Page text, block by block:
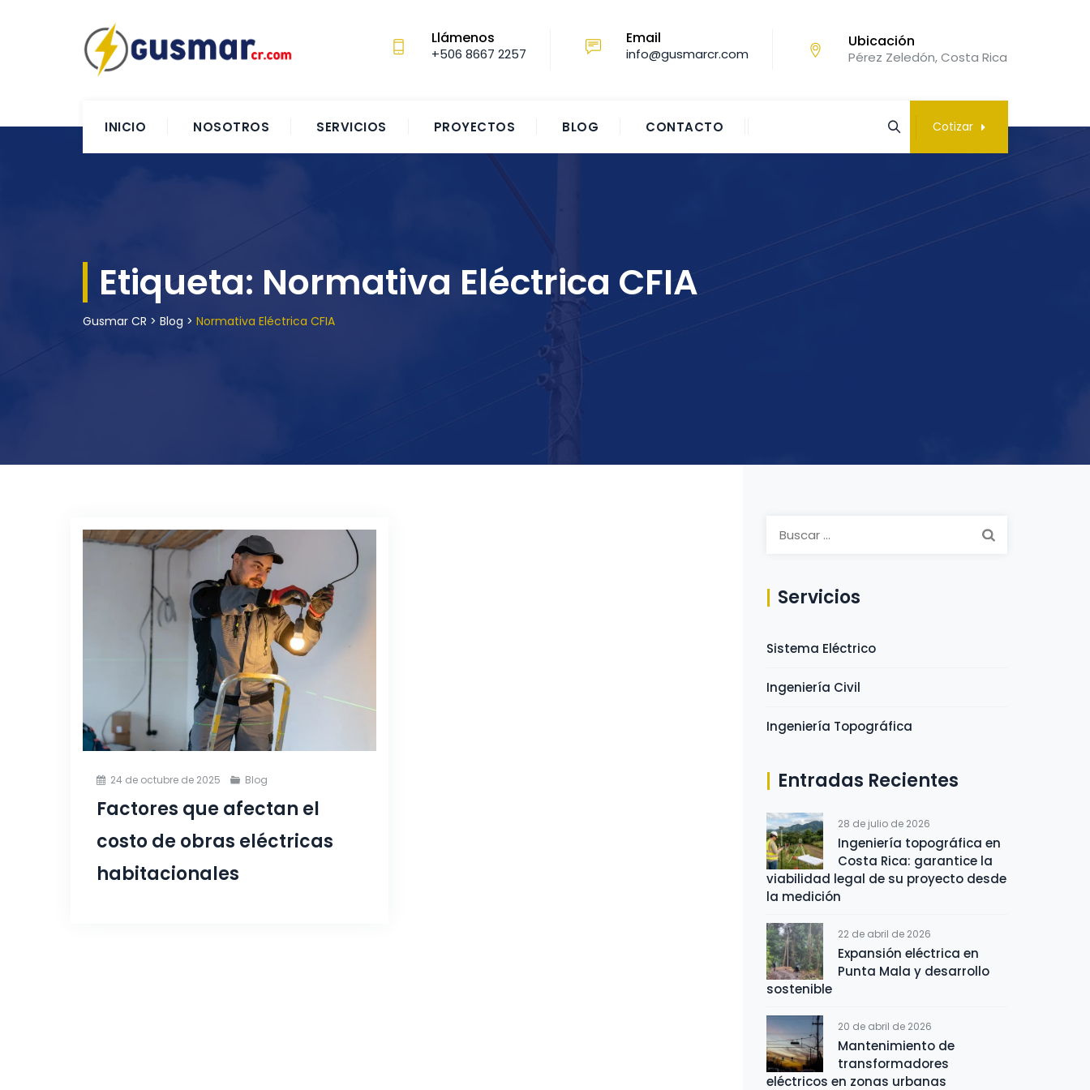
Llámenos
+506 8667 2257‬
Email
info@gusmarcr.com
Ubicación
Pérez Zeledón, Costa Rica
INICIO NOSOTROS SERVICIOS PROYECTOS BLOG CONTACTO Cotizar
Etiqueta: Normativa Eléctrica CFIA
Gusmar CR > Blog > Normativa Eléctrica CFIA
24 de octubre de 2025 Blog
Factores que afectan el
costo de obras eléctricas
habitacionales
Servicios
Sistema Eléctrico
Ingeniería Civil
Ingeniería Topográfica
Entradas Recientes
28 de julio de 2026
Ingeniería topográfica en
Costa Rica: garantice la
viabilidad legal de su proyecto desde
la medición
22 de abril de 2026
Expansión eléctrica en
Punta Mala y desarrollo
sostenible
20 de abril de 2026
Mantenimiento de
transformadores
eléctricos en zonas urbanas